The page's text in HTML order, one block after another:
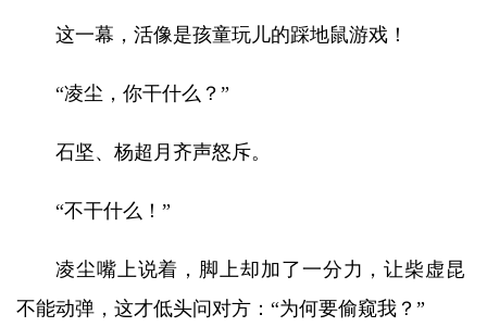
这一幕，活像是孩童玩儿的踩地鼠游戏！
“凌尘，你干什么？”
石坚、杨超月齐声怒斥。
“不干什么！”
凌尘嘴上说着，脚上却加了一分力，让柴虚昆
不能动弹，这才低头问对方：“为何要偷窥我？”